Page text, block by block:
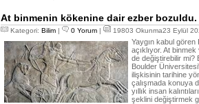
At binmenin kökenine dair ezber bozuldu.
Kategori: Bilim | 0 Yorum | 19803 Okunma23 Eylül
Yaygın kabul
açıklıyor. At
de değiştirebilir mi?
Boulder
ilişkisinin tarihine
çalışmada konuya
yıllık insan
şeklini değiştirmek